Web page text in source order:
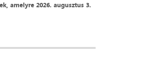
amelyre 2026. augusztus 3.